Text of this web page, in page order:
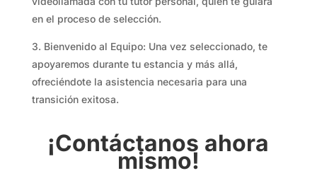
en el proceso de selección.
3. Bienvenido al Equipo: Una vez seleccionado, te
apoyaremos durante tu estancia y más allá,
ofreciéndote la asistencia necesaria para una
transición exitosa.
¡Contáctanos ahora
mismo!